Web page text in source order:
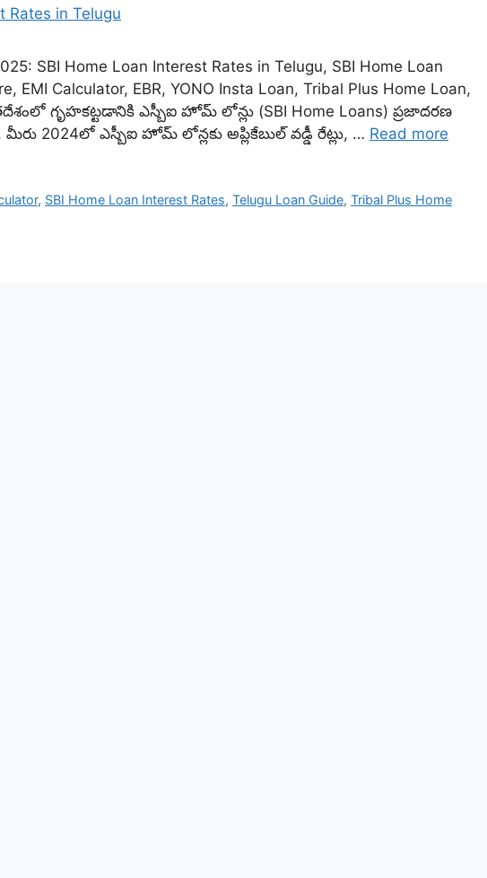
SBI Home Loan Interest Rates in Telugu, SBI Home Loan
EMI Calculator, EBR, YONO Insta Loan, Tribal Plus Home Loan,
గృహకట్టడానికి ఎస్బీఐ హోమ్ లోన్లు (SBI Home Loans) ప్రజాదరణ
2024లో ఎస్బీఐ హోమ్ లోన్లకు అప్లికేబుల్ వడ్డీ రేట్లు, … Read more
, SBI Home Loan Interest Rates,Telugu Loan Guide,Tribal Plus Home